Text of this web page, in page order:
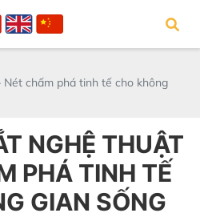
chấm phá tinh tế cho không
NGHỆ THUẬT
PHÁ TINH TẾ
GIAN SỐNG